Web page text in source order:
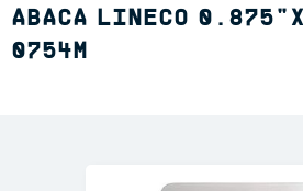
ABACA LINECO
0754M